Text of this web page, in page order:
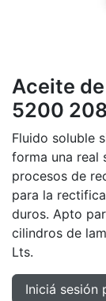
Aceite
5200
Fluido soluble
forma una real
procesos de
para la
duros. Apto
cilindros de
Lts.
Iniciá sesión